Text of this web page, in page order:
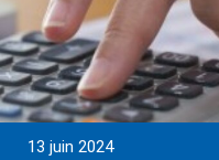
13 juin 2024